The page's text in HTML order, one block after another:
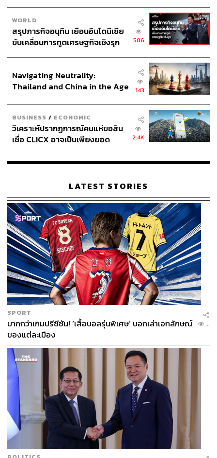
สามารถติดตาม THE STANDARD WEALTH
ผ่านแอปพลิเคชันต่างๆ ที่คุณสะดวกหรือใช้งานอยู่แล้วได้เลย
ศูนย์วิจัยเศรษฐกิจและธุรกิจ ธนาคารไทยพาณิชย์ (SCB
EIC)
กัญญารัตน์ กาญจนวิสุทธิ์
รถไฟฟ้าสายสีส้ม
โครงการรถไฟฟ้าสายสีส้ม
Morning Wealth
1.2K
ABOUT THE AUTHOR
ประลองยุทธ ผงงอย
THE STANDARD WEALTH Feature Editor
WORLD
สรุปภารกิจอนุทิน เยือนอินโดนีเซีย
ขับเคลื่อนการทูตเศรษฐกิจเชิงรุก
506
Navigating Neutrality:
Thailand and China in the Age
143
BUSINESS / ECONOMIC
วิเคราะห์ปรากฏการณ์คนแห่ขอสิน
เชื่อ CLICX อาจเป็นเพียงยอด
เรือนไทยที่ถูกซุกไว้
2.4K
LATEST STORIES
SPORT
มากกว่าเกมปรีซีซัน! ‘เสื้อบอลรุ่นพิเศษ’ บอกเล่าเอกลักษณ์
ของแต่ละเมือง
...